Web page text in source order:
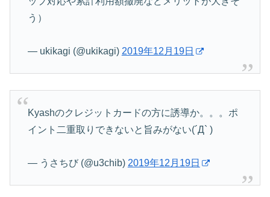
う）
— ukikagi (@ukikagi) 2019年12月19日
Kyashのクレジットカードの方に誘導か。。。ポ
イント二重取りできないと旨みがない(´Д` )
— うさちび (@u3chib) 2019年12月19日